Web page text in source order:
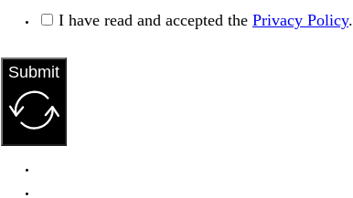
I have read and accepted the Privacy Policy.
Submit